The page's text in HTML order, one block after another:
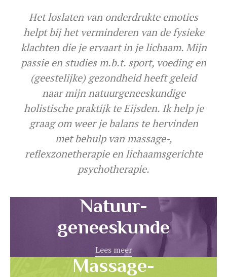
Het loslaten van onderdrukte emoties
helpt bij het verminderen van de fysieke
klachten die je ervaart in je lichaam. Mijn
passie en studies m.b.t. sport, voeding en
(geestelijke) gezondheid heeft geleid
naar mijn natuurgeneeskundige
holistische praktijk te Eijsden. Ik help je
graag om weer je balans te hervinden
met behulp van massage-,
reflexzonetherapie en lichaamsgerichte
psychotherapie.
Natuur-
geneeskunde
Lees meer
Massage-